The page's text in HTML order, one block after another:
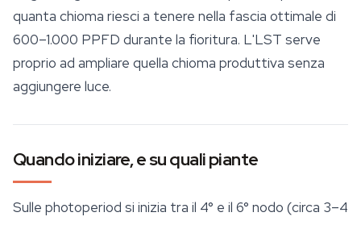
quanta chioma riesci a tenere nella fascia ottimale di
600–1.000 PPFD durante la fioritura. L'LST serve
proprio ad ampliare quella chioma produttiva senza
aggiungere luce.
Quando iniziare, e su quali piante
Sulle photoperiod si inizia tra il 4° e il 6° nodo (circa 3–4